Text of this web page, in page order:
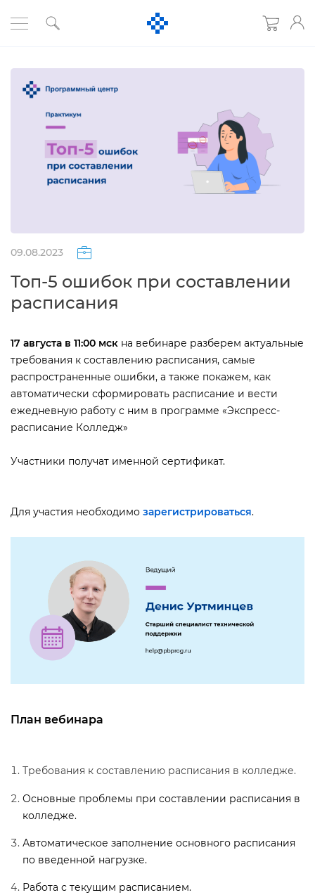
09.08.2023
Топ-5 ошибок при составлении
расписания
17 августа в 11:00 мск на вебинаре разберем актуальные
требования к составлению расписания, самые
распространенные ошибки, а также покажем, как
автоматически сформировать расписание и вести
ежедневную работу с ним в программе «Экспресс-
расписание Колледж»
Участники получат именной сертификат.
Для участия необходимо зарегистрироваться.
План вебинара
Требования к составлению расписания в колледже.
Основные проблемы при составлении расписания
колледже.
Автоматическое заполнение основного расписания
по введенной нагрузке.
Работа с текущим расписанием.